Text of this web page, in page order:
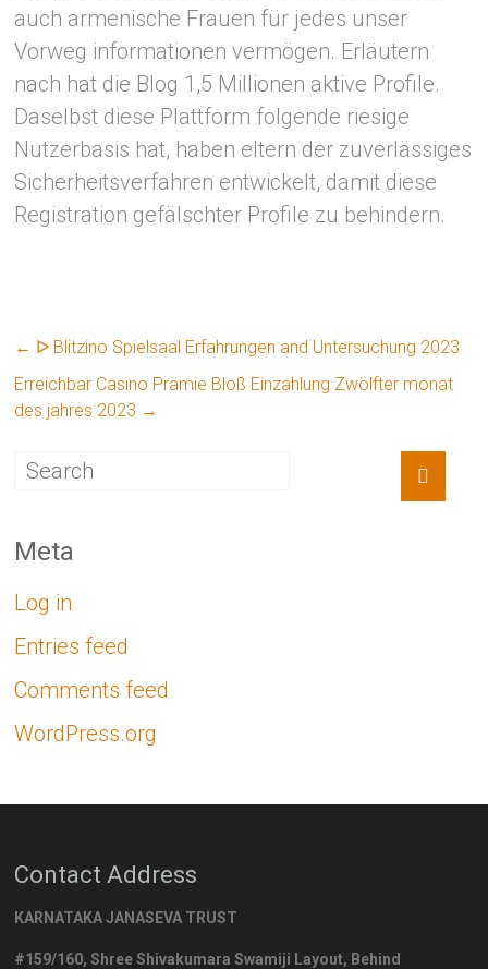
auch armenische Frauen für jedes unser
Vorweg informationen vermögen. Erläutern
nach hat die Blog 1,5 Millionen aktive Profile.
Daselbst diese Plattform folgende riesige
Nutzerbasis hat, haben eltern der zuverlässiges
Sicherheitsverfahren entwickelt, damit diese
Registration gefälschter Profile zu behindern.
← ᐅ Blitzino Spielsaal Erfahrungen and Untersuchung 2023
Erreichbar Casino Prämie Bloß Einzahlung Zwölfter monat
des jahres 2023 →
Meta
Log in
Entries feed
Comments feed
WordPress.org
Contact Address
KARNATAKA JANASEVA TRUST
#159/160, Shree Shivakumara Swamiji Layout, Behind